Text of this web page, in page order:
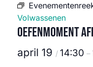
Volwassenen
Oefenmoment
april 19 / 14:30 –